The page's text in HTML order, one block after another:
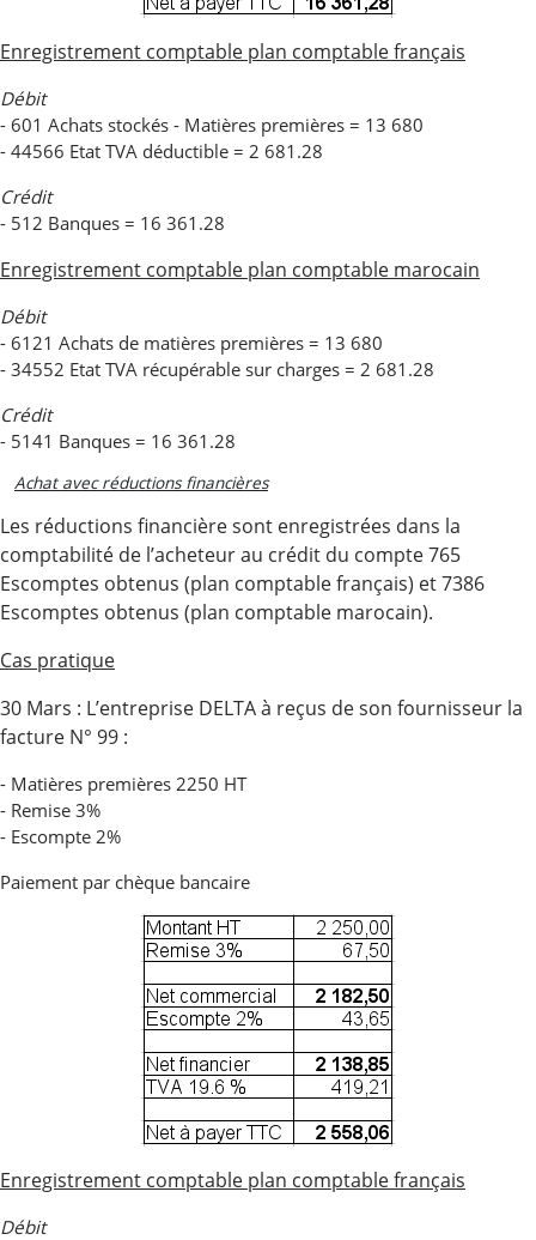
Enregistrement comptable plan comptable français
Débit
- 601 Achats stockés - Matières premières = 13 680
- 44566 Etat TVA déductible = 2 681.28
Crédit
- 512 Banques = 16 361.28
Enregistrement comptable plan comptable marocain
Débit
- 6121 Achats de matières premières = 13 680
- 34552 Etat TVA récupérable sur charges = 2 681.28
Crédit
- 5141 Banques = 16 361.28
Achat avec réductions financières
Les réductions financière sont enregistrées dans la
comptabilité de l’acheteur au crédit du compte 765
Escomptes obtenus (plan comptable français) et 7386
Escomptes obtenus (plan comptable marocain).
Cas pratique
30 Mars : L’entreprise DELTA à reçus de son fournisseur la
facture N° 99 :
- Matières premières 2250 HT
- Remise 3%
- Escompte 2%
Paiement par chèque bancaire
Enregistrement comptable plan comptable français
Débit